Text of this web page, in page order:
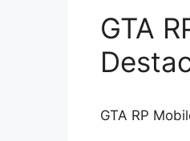
GTA
GTA RP